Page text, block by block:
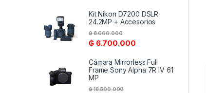
Kit Nikon D7200 DSLR
24.2MP + Accesorios
₲6.700.000
₲8.000.000
Cámara Mirrorless Full
Frame Sony Alpha 7R IV 61
MP
₲18.500.000